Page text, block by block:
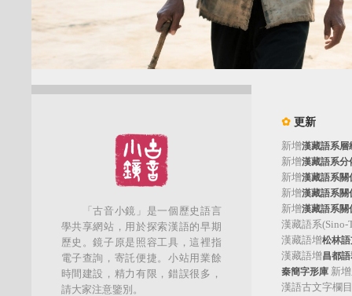
「古音小鏡」是一個歷史語言
學共享網站，用於探索漢語的早期
歷史。鏡子原是照容工具，這裡指
電子查詢，寄託便捷。小站用業餘
時間建設，精力有限，錯誤很多，
請大家注意鑒別。
✿ 更新
新增漢藏語系層
新增漢藏語系分
新增漢藏語系關
新增漢藏語系關
新增漢藏語系關
漢藏語系(Sino-
漢藏語增松林語
漢藏語增昌都語
秦簡字形庫新增
漢語古文字欄